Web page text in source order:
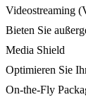
Videostreaming
Bieten Sie
Media Shield
Optimieren Sie
On-the-Fly